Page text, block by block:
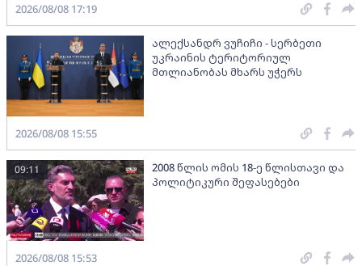
2026/08/08 17:19
ალექსანდრ ვუჩიჩი - სერბეთი
უკრაინის ტერიტორიულ
მთლიანობას მხარს უჭერს
2026/08/08 15:55
2008 წლის ომის 18-ე წლისთავი და
პოლიტიკური შეფასებები
09:11
2026/08/08 15:53